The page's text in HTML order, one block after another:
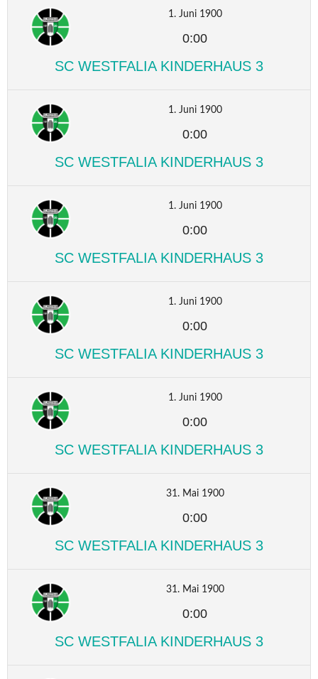
1. Juni 1900
0:00
SC WESTFALIA KINDERHAUS 3
1. Juni 1900
0:00
SC WESTFALIA KINDERHAUS 3
1. Juni 1900
0:00
SC WESTFALIA KINDERHAUS 3
1. Juni 1900
0:00
SC WESTFALIA KINDERHAUS 3
1. Juni 1900
0:00
SC WESTFALIA KINDERHAUS 3
31. Mai 1900
0:00
SC WESTFALIA KINDERHAUS 3
31. Mai 1900
0:00
SC WESTFALIA KINDERHAUS 3